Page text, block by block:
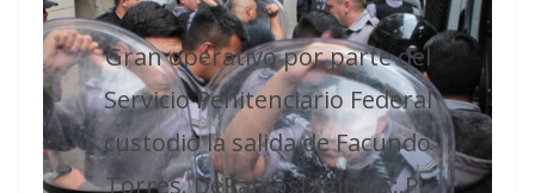
Gran operativo por parte del
Servicio Penitenciario Federal
custodió la salida de Facundo
Torres. DeRamosDigital A:.P:.